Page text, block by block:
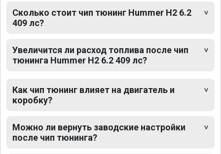
Сколько стоит чип тюнинг Hummer H2 6.2
409 лс?
Увеличится ли расход топлива после чип
тюнинга Hummer H2 6.2 409 лс?
Как чип тюнинг влияет на двигатель и
коробку?
Можно ли вернуть заводские настройки
после чип тюнинга?